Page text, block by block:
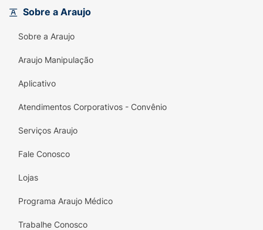
Compatível com uma gama diversificada de
dispositivos, o Cabo USB Tipo-C para USB
Tipo-C ELG combina praticidade e
sem energia, escolha qualidade e eficiência na
hora de carregar!
Sobre a Araujo
Sobre a Araujo
Araujo Manipulação
Aplicativo
Atendimentos Corporativos - Convênio
Serviços Araujo
Fale Conosco
Lojas
Programa Araujo Médico
Trabalhe Conosco